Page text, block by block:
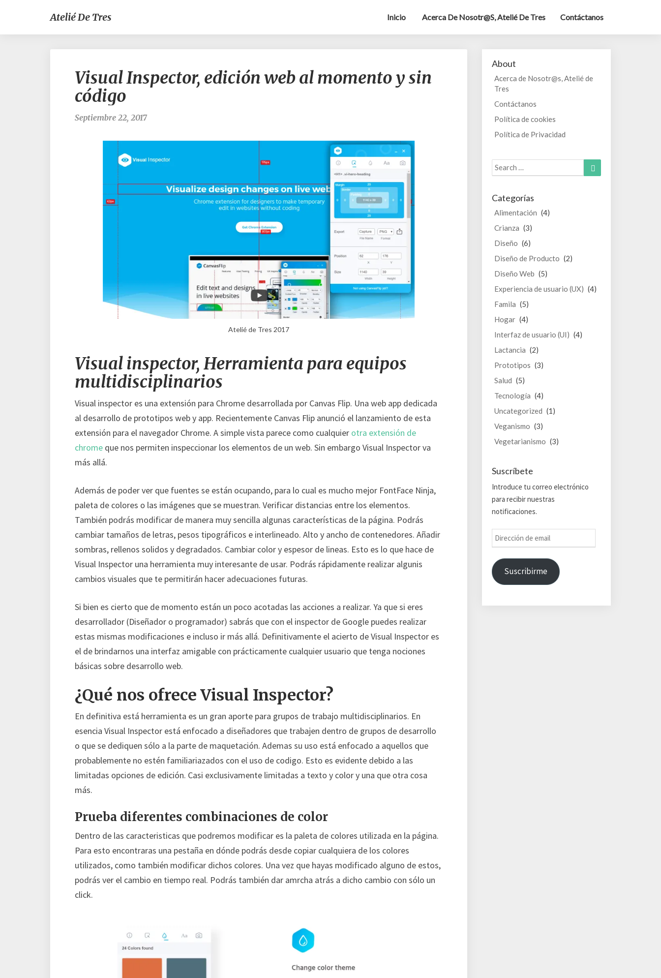
Atelié De Tres Inicio Acerca De Nosotr@s, Atelié De Tres Contáctanos
Inspector,
edición
sin
Visual Inspector, edición web al momento y sin
código
Septiembre 22, 2017
Atelié de Tres 2017
Visual inspector, Herramienta para equipos
multidisciplinarios
Visual inspector es una extensión para Chrome desarrollada por Canvas Flip. Una web app dedicada
al desarrollo de prototipos web y app. Recientemente Canvas Flip anunció el lanzamiento de esta
extensión para el navegador Chrome. A simple vista parece como cualquier otra extensión de
chrome que nos permiten inspeccionar los elementos de un web. Sin embargo Visual Inspector va
más allá.
Además de poder ver que fuentes se están ocupando, para lo cual es mucho mejor FontFace Ninja,
paleta de colores o las imágenes que se muestran. Verificar distancias entre los elementos.
También podrás modificar de manera muy sencilla algunas características de la página. Podrás
cambiar tamaños de letras, pesos tipográficos e interlineado. Alto y ancho de contenedores. Añadir
sombras, rellenos solidos y degradados. Cambiar color y espesor de lineas. Esto es lo que hace de
Visual Inspector una herramienta muy interesante de usar. Podrás rápidamente realizar algunis
cambios visuales que te permitirán hacer adecuaciones futuras.
Si bien es cierto que de momento están un poco acotadas las acciones a realizar. Ya que si eres
desarrollador (Diseñador o programador) sabrás que con el inspector de Google puedes realizar
estas mismas modificaciones e incluso ir más allá. Definitivamente el acierto de Visual Inspector es
el de brindarnos una interfaz amigable con prácticamente cualquier usuario que tenga nociones
básicas sobre desarrollo web.
¿Qué nos ofrece Visual Inspector?
En definitiva está herramienta es un gran aporte para grupos de trabajo multidisciplinarios. En
esencia Visual Inspector está enfocado a diseñadores que trabajen dentro de grupos de desarrollo
o que se dediquen sólo a la parte de maquetación. Ademas su uso está enfocado a aquellos que
probablemente no estén familiariazados con el uso de codigo. Esto es evidente debido a las
limitadas opciones de edición. Casi exclusivamente limitadas a texto y color y una que otra cosa
más.
Prueba diferentes combinaciones de color
Dentro de las caracteristicas que podremos modificar es la paleta de colores utilizada en la página.
Para esto encontraras una pestaña en dónde podrás desde copiar cualquiera de los colores
utilizados, como también modificar dichos colores. Una vez que hayas modificado alguno de estos,
podrás ver el cambio en tiempo real. Podrás también dar amrcha atrás a dicho cambio con sólo un
click.
About
Acerca de Nosotr@s, Atelié de
Tres
Contáctanos
Política de cookies
Política de Privacidad
Search
for:
Search
Categorías
Alimentación (4)
Crianza (3)
Diseño (6)
Diseño de Producto (2)
Diseño Web (5)
Experiencia de usuario (UX) (4)
Famila (5)
Hogar (4)
Interfaz de usuario (UI) (4)
Lactancia (2)
Prototipos (3)
Salud (5)
Tecnología (4)
Uncategorized (1)
Veganismo (3)
Vegetarianismo (3)
Suscríbete
Introduce tu correo electrónico
para recibir nuestras
notificaciones.
Dirección
de
email
Suscribirme